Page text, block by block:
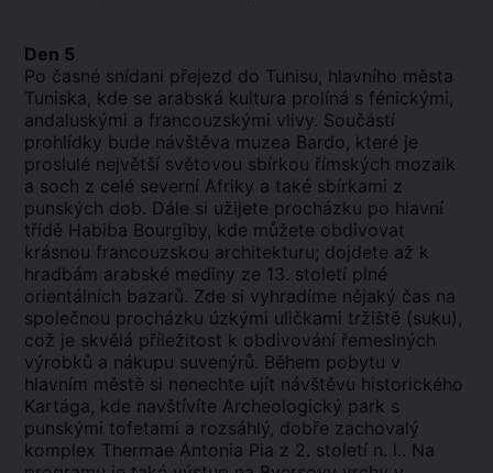
Den 5
Po časné snídani přejezd do Tunisu, hlavního města
Tuniska, kde se arabská kultura prolíná s fénickými,
andaluskými a francouzskými vlivy. Součástí
prohlídky bude návštěva muzea Bardo, které je
proslulé největší světovou sbírkou římských mozaik
a soch z celé severní Afriky a také sbírkami z
punských dob. Dále si užijete procházku po hlavní
třídě Habiba Bourgiby, kde můžete obdivovat
krásnou francouzskou architekturu; dojdete až k
hradbám arabské mediny ze 13. století plné
orientálních bazarů. Zde si vyhradíme nějaký čas na
společnou procházku úzkými uličkami tržiště (suku),
což je skvělá příležitost k obdivování řemeslných
výrobků a nákupu suvenýrů. Během pobytu v
hlavním městě si nenechte ujít návštěvu historického
Kartága, kde navštívíte Archeologický park s
punskými tofetami a rozsáhlý, dobře zachovalý
komplex Thermae Antonia Pia z 2. století n. l.. Na